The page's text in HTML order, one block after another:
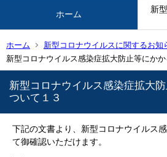
ホーム
新
ホーム
新型コロナウイルスに関するお知
新型コロナウイルス感染症拡大防止等にか
新型コロナウイルス感染症拡大
ついて１３
下記の文書より、新型コロナウイルス
て御確認いただけます。